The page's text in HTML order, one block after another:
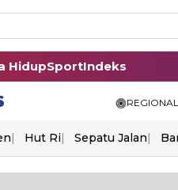
HidupSportIndeks
Hut Ri Sepatu Jalan